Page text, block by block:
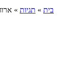
בית » תגיות »